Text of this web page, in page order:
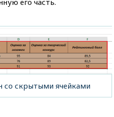
его часть.
со скрытыми ячейками